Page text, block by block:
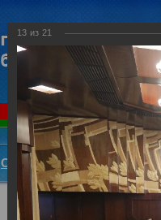
Структура ОДКБ
Рабочая встреча
13 из 21